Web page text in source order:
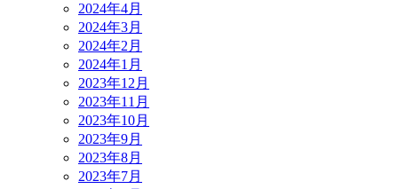
2024年4月
2024年3月
2024年2月
2024年1月
2023年12月
2023年11月
2023年10月
2023年9月
2023年8月
2023年7月